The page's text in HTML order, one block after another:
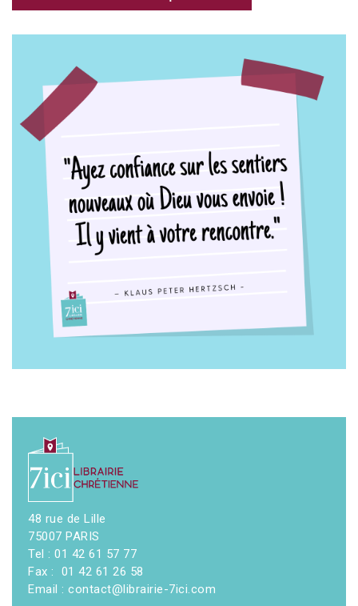
48 rue de Lille
75007 PARIS
Tel : 01 42 61 57 77
Fax : 01 42 61 26 58
Email : contact@librairie-7ici.com